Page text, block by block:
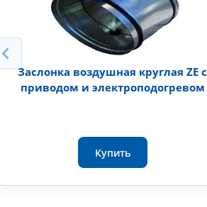
Заслонка воздушная круглая ZE с
приводом и электроподогревом
Купить